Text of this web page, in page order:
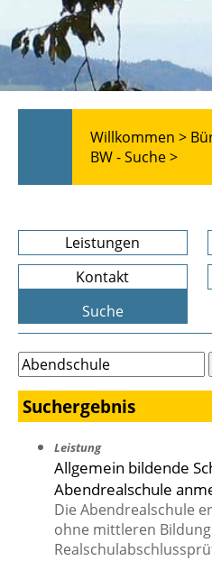
Willkommen >
BW - Suche >
Leistungen
Kontakt
Suche
Suchergebnis
Leistung
Allgemein bildende
Abendrealschule
Die Abendrealschule
ohne mittleren